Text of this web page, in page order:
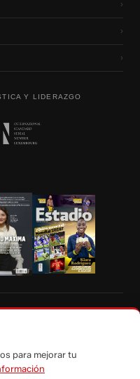
›
›
›
Y LIDERAZGO
de Vistazo.com.
para mejorar tu